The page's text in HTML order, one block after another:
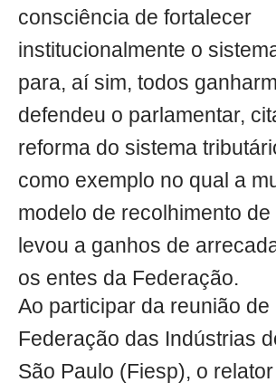
consciência de fortalecer
institucionalmente o
para, aí sim, todos
defendeu o parlamentar,
reforma do sistema
como exemplo no qual a
modelo de recolhimento de
levou a ganhos de
os entes da Federação.
Ao participar da reunião de
Federação das Indústrias
São Paulo (Fiesp), o